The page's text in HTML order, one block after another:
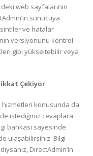
web sayfalarının
sunucuya
ve hatalar
versiyonunu kontrol
gibi yükseltebilir veya
Çekiyor
hizmetleri konusunda da
istediğiniz cevaplara
bankası sayesinde
ulaşabilirsiniz. Bilgi
DirectAdmin’in